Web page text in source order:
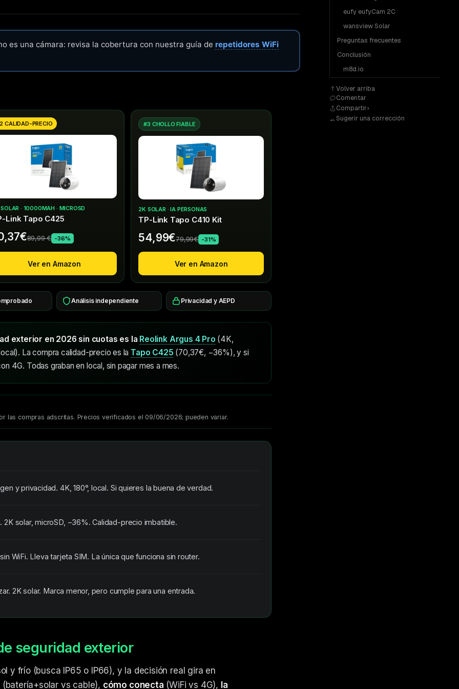
es una cámara: revisa la cobertura con nuestra guía de repetidores WiFi
CALIDAD-PRECIO
· 10000MAH · MICROSD
Link Tapo C425
89,99 € -36%
Ver en Amazon
#3 CHOLLO FIABLE
2K SOLAR · IA PERSONAS
TP-Link Tapo C410 Kit
54,99€79,99€ -31%
Ver en Amazon
Análisis independiente Privacidad y AEPD
exterior en 2026 sin cuotas es la Reolink Argus 4 Pro (4K,
La compra calidad-precio es la Tapo C425 (70,37€, −36%), y si
4G. Todas graban en local, sin pagar mes a mes.
las compras adscritas. Precios verificados el 09/06/2026; pueden variar.
y privacidad. 4K, 180°, local. Si quieres la buena de verdad.
solar, microSD, −36%. Calidad-precio imbatible.
WiFi. Lleva tarjeta SIM. La única que funciona sin router.
2K solar. Marca menor, pero cumple para una entrada.
seguridad exterior
y frío (busca IP65 o IP66), y la decisión real gira en
(batería+solar vs cable), cómo conecta (WiFi vs 4G), la
eufy eufyCam 2C
wansview Solar
Preguntas frecuentes
Conclusión
m8d.io
Volver arriba
Comentar
Compartir
Sugerir una corrección